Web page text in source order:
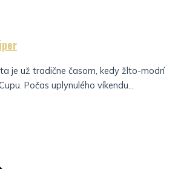
je už tradične časom, kedy žlto-modrí
Počas uplynulého víkendu...